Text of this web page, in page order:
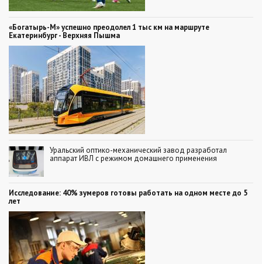
«Богатырь-М» успешно преодолел 1 тыс км на маршруте
Екатеринбург - Верхняя Пышма
Уральский оптико-механический завод разработал
аппарат ИВЛ с режимом домашнего применения
Исследование: 40% зумеров готовы работать на одном месте до 5
лет